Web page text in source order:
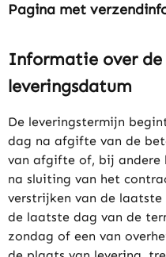
Pagina met
Informatie over de
leveringsdatum
De leveringstermijn
dag na afgifte van de
van afgifte of, bij andere
na sluiting van het
verstrijken van de
de laatste dag van de
zondag of een van